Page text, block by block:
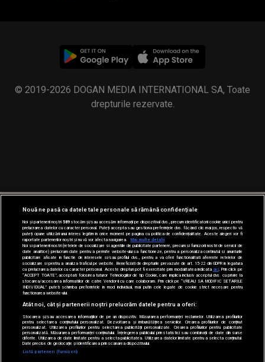
© 2019-2026 DOGAN MEDIA INTERNATIONAL SA, Toate
drepturile rezervate.
Nouă ne pasă ca datele tale personale să rămână confidențiale
Noi și partenerii noștri589stocăm și/sau accesăm informații pe dispozitivul dvs., precum identificatorii cookie unici pentru
prelucrarea datelor cu caracter personal. Puteți accepta sau gestiona preferințele dvs. făcând clic mai jos, respectiv vă
puteți opune utilizării unui interes legitim în orice moment pe pagina cu politica de confidențialitate. Aceste alegeri vor fi
raportate partenerilor noștri și nu vă vor afecta navigarea.
Mai multe detalii
Noi si partenerii nostri (retelele de socializare si agentiile de publicitate partenere, precum si furnizorii nostri de servicii de
date analitice) prelucram date pentru a permite website-ului sa functioneze, pentru a personaliza continutul si anunturile
publicitare afisate in functie de interesele si/sau profilul dvs., pentru a va oferi functionalitati aferente retelelor de
socializare si pentru a analiza traficul pe website. Beneficiati de drepturile prevazute de art. 15-22 din GDPR in legatura
cu prelucrarea datelor cu caracter personal. Aceste drepturi pot fi exercitate prin modalitatea indicataaici . Prin click pe
“ACCEPT TOATE”, acceptati folosirea tuturor Tehnologiilor de tip Cookie, care implica inclusiv acceptul dvs. cu privire la
stocarea/accesarea informatiilor de catre Vendor-ii cu care colaboram. Prin click pe “VREAU SA MODIFIC SETARILE
INDIVIDUAL” puteti schimba preferintele in mod individual, mai putin cele legate de cookie strict necesare pentru
functionarea website-ului.
Atât noi, cât și partenerii noștri prelucrăm datele pentru a oferi:
Stocarea și/sau accesarea informațiilor de pe un dispozitiv. Măsurarea performanței reclamelor. Utilizarea profilurilor
pentru selectarea conținutului personalizat. Dezvoltarea și îmbunătățirea serviciilor. Crearea profilurilor de conținut
personalizat. Utilizarea profilurilor pentru selectarea publicității personalizate. Crearea profilurilor pentru publicitate
personalizată. Măsurarea performanței conținutului. Înțelegerea publicului prin statistici sau combinații de date din surse
diferite. Utilizarea de date limitate pentru a selecta publicitatea. Utilizarea datelor limitate pentru a selecta conținutul.
Date precise de geolocație și identificarea prin scanarea dispozitivului.
Listă parteneri (furnizori)